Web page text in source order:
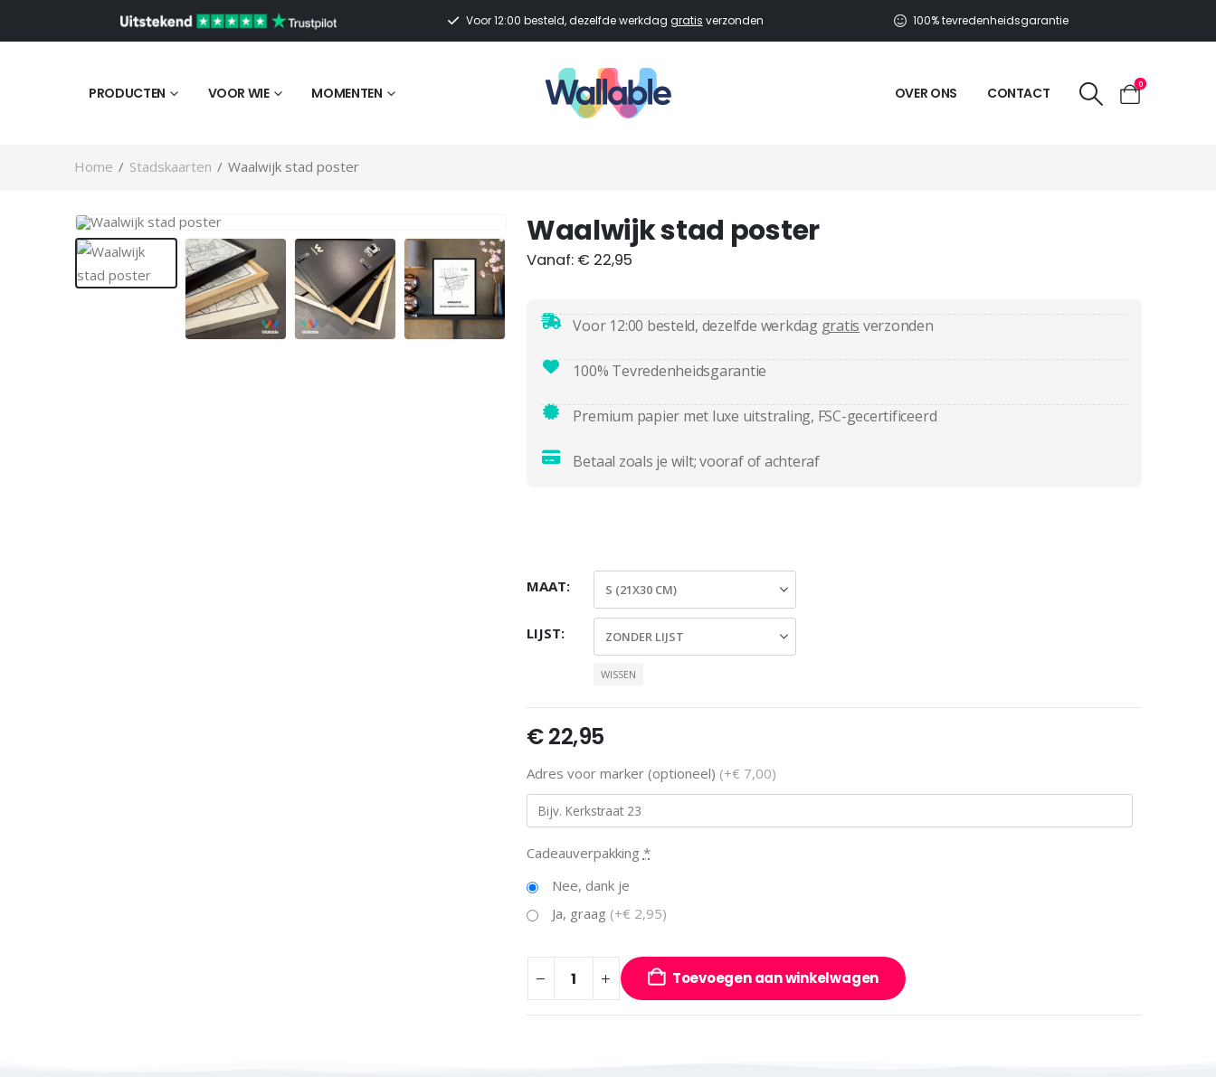
Voor 12:00 besteld, dezelfde werkdag gratis verzonden 100% tevredenheidsgarantie
PRODUCTEN VOOR WIE MOMENTEN OVER ONS CONTACT
0
Home / Stadskaarten / Waalwijk stad poster
Waalwijk stad poster
Vanaf: € 22,95
Voor 12:00 besteld, dezelfde werkdag gratis verzonden
100% Tevredenheidsgarantie
Premium papier met luxe uitstraling, FSC-gecertificeerd
Betaal zoals je wilt; vooraf of achteraf
MAAT
LIJST
WISSEN
€22,95
Adres voor marker (optioneel) (+€ 7,00)
Cadeauverpakking *
Nee, dank je
Ja, graag (+€ 2,95)
Toevoegen aan winkelwagen